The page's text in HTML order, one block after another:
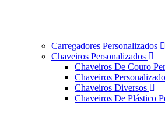
Carregadores Personalizados
Chaveiros Personalizados
Chaveiros De Couro
Chaveiros
Chaveiros Diversos
Chaveiros De Plástico